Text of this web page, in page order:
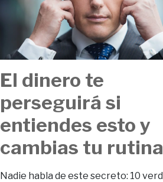
El dinero te
perseguirá si
entiendes esto y
cambias tu rutina
Nadie habla de este secreto: 10